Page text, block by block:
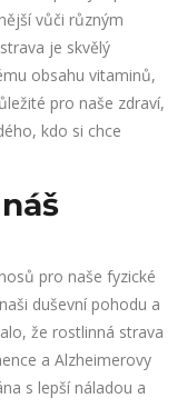
vůči různým
je skvělý
obsahu vitaminů,
pro naše zdraví,
kdo si chce
pro naše fyzické
duševní pohodu a
že rostlinná strava
a Alzheimerovy
s lepší náladou a